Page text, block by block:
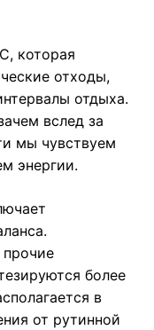
которая
отходы,
отдыха.
вслед за
мы чувствуем
энергии.
более
в
от рутинной